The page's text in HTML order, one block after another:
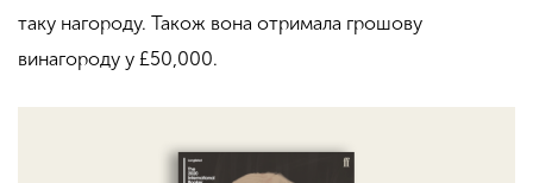
таку нагороду. Також вона отримала грошову
винагороду у £50,000.